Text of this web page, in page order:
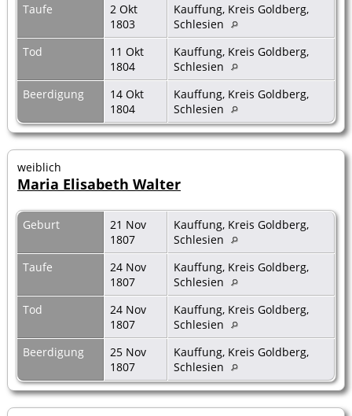
Taufe
2 Okt
1803
Kauffung, Kreis Goldberg,
Schlesien
Tod
11 Okt
1804
Kauffung, Kreis Goldberg,
Schlesien
Beerdigung
14 Okt
1804
Kauffung, Kreis Goldberg,
Schlesien
weiblich
Maria Elisabeth Walter
Geburt
21 Nov
1807
Kauffung, Kreis Goldberg,
Schlesien
Taufe
24 Nov
1807
Kauffung, Kreis Goldberg,
Schlesien
Tod
24 Nov
1807
Kauffung, Kreis Goldberg,
Schlesien
Beerdigung
25 Nov
1807
Kauffung, Kreis Goldberg,
Schlesien